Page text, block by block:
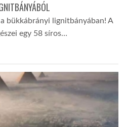
bükkábrányi lignitbányában! A
egy 58 síros…